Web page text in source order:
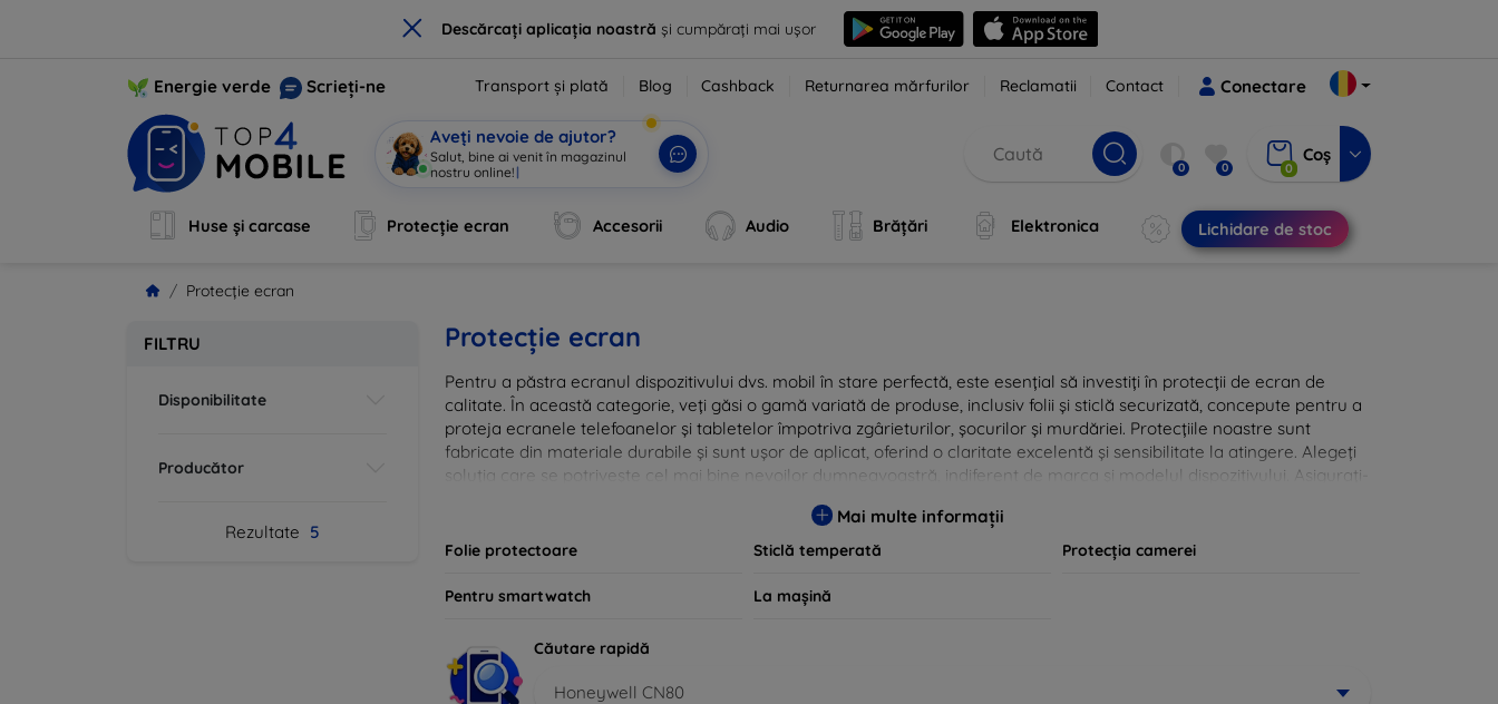
× Descărcați aplicația noastră și cumpărați mai ușor
Energie verde Scrieți-ne Transport și plată Blog Cashback Returnarea mărfurilor Reclamatii Contact Conectare
Aveți nevoie de ajutor?
Salut, bine ai venit în magazinul
nostru online! | 0 0 0
Coș
Huse și carcase Protecție ecran Accesorii Audio Brățări Elektronica Lichidare de stoc
Protecție ecran
FILTRU
Disponibilitate
Producător
Rezultate 5
Protecție ecran
Pentru a păstra ecranul dispozitivului dvs. mobil în stare perfectă, este esențial să investiți în protecții de ecran de
calitate. În această categorie, veți găsi o gamă variată de produse, inclusiv folii și sticlă securizată, concepute pentru a
proteja ecranele telefoanelor și tabletelor împotriva zgârieturilor, șocurilor și murdăriei. Protecțiile noastre sunt
fabricate din materiale durabile și sunt ușor de aplicat, oferind o claritate excelentă și sensibilitate la atingere. Alegeți
soluția care se potrivește cel mai bine nevoilor dumneavoastră, indiferent de marca și modelul dispozitivului. Asigurați-
Mai multe informații
Folie protectoare Sticlă temperată Protecția camerei
Pentru smartwatch La mașină
Căutare rapidă
Honeywell CN80